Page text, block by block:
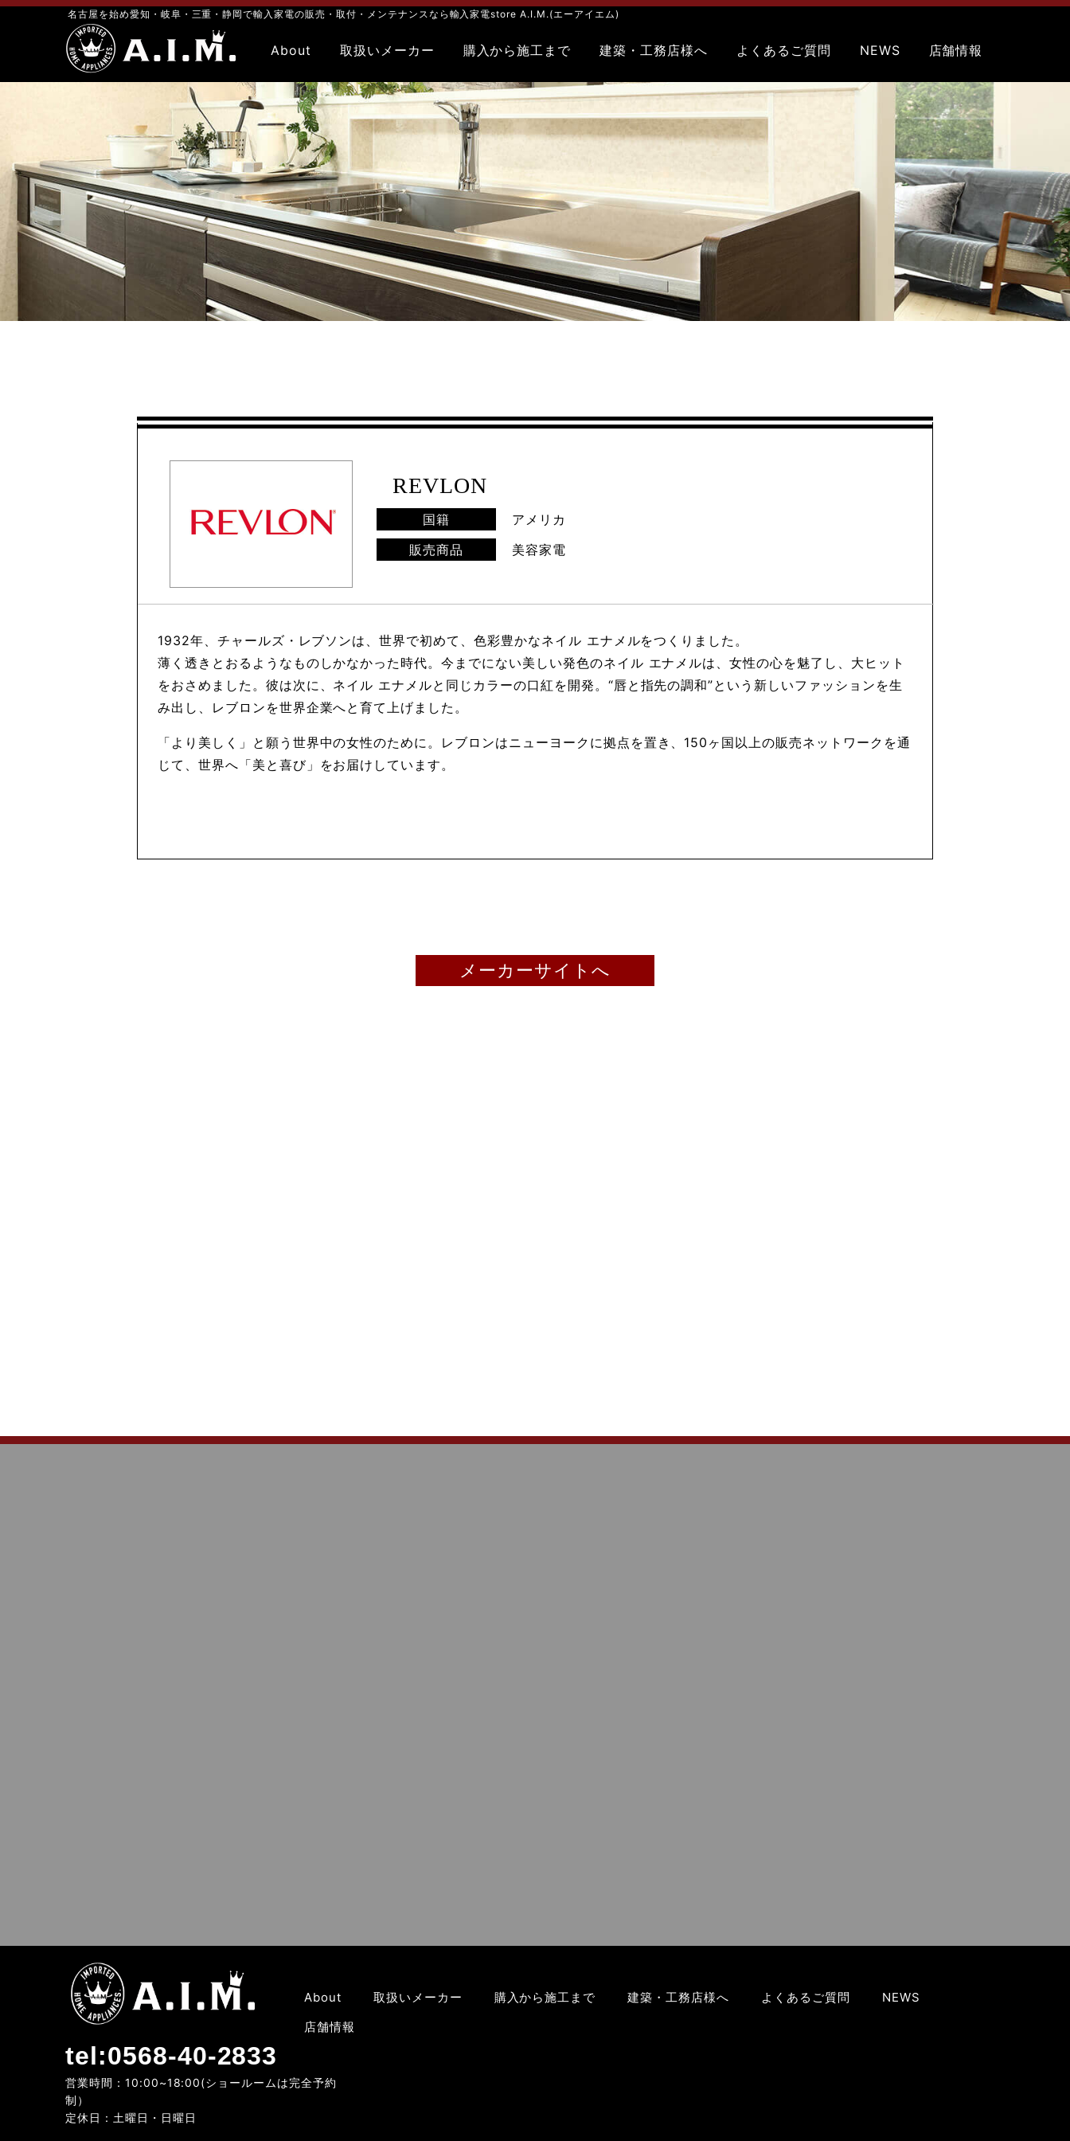
名古屋を始め愛知・岐阜・三重・静岡で輸入家電の販売・取付・メンテナンスなら輸入家電store A.I.M.(エーアイエム)
About 取扱いメーカー 購入から施工まで 建築・工務店様へ よくあるご質問 NEWS 店舗情報
REVLON
国籍
アメリカ
販売商品
美容家電
1932年、チャールズ・レブソンは、世界で初めて、色彩豊かなネイル エナメルをつくりました。
薄く透きとおるようなものしかなかった時代。今までにない美しい発色のネイル エナメルは、女性の心を魅了し、大ヒット
をおさめました。彼は次に、ネイル エナメルと同じカラーの口紅を開発。“唇と指先の調和”という新しいファッションを生
み出し、レブロンを世界企業へと育て上げました。
「より美しく」と願う世界中の女性のために。レブロンはニューヨークに拠点を置き、150ヶ国以上の販売ネットワークを通
じて、世界へ「美と喜び」をお届けしています。
メーカーサイトへ
About 取扱いメーカー 購入から施工まで 建築・工務店様へ よくあるご質問
NEWS
店舗情報
tel:0568-40-2833
営業時間：10:00~18:00(ショールームは完全予約
制）
定休日：土曜日・日曜日